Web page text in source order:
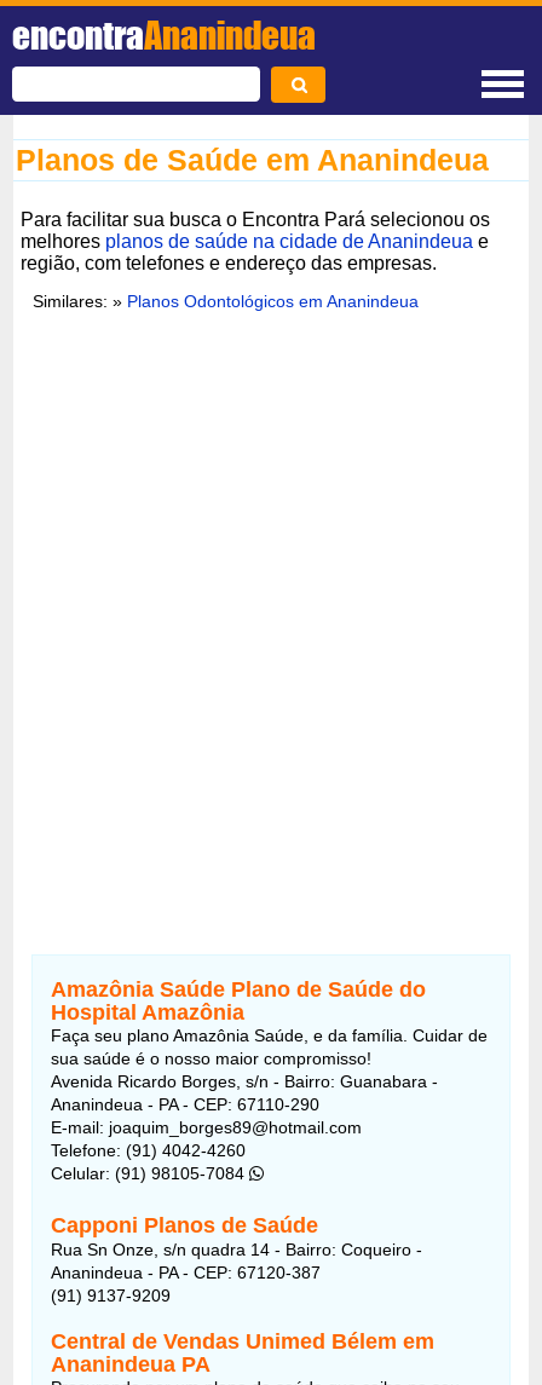
encontraAnanindeua
Planos de Saúde em Ananindeua
Para facilitar sua busca o Encontra Pará selecionou os
melhores planos de saúde na cidade de Ananindeua e
região, com telefones e endereço das empresas.
Similares: » Planos Odontológicos em Ananindeua
Amazônia Saúde Plano de Saúde do
Hospital Amazônia
Faça seu plano Amazônia Saúde, e da família. Cuidar de
sua saúde é o nosso maior compromisso!
Avenida Ricardo Borges, s/n - Bairro: Guanabara -
Ananindeua - PA - CEP: 67110-290
E-mail: joaquim_borges89@hotmail.com
Telefone: (91) 4042-4260
Celular: (91) 98105-7084
Capponi Planos de Saúde
Rua Sn Onze, s/n quadra 14 - Bairro: Coqueiro -
Ananindeua - PA - CEP: 67120-387
(91) 9137-9209
Central de Vendas Unimed Bélem em
Ananindeua PA